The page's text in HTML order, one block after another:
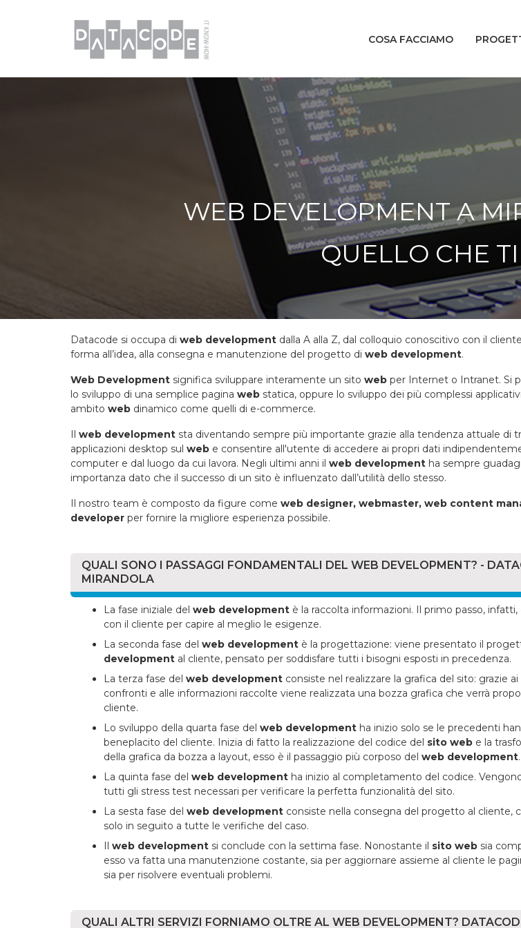
COSA FACCIAMO
WEB DEVELOPMENT A
QUELLO CHE
Datacode si occupa di web development dalla A alla Z, dal colloquio conoscitivo con il
forma all’idea, alla consegna e manutenzione del progetto di web development.
Web Development significa sviluppare interamente un sito web per Internet o Intranet. Si
lo sviluppo di una semplice pagina web statica, oppure lo sviluppo dei più complessi applicativi
ambito web dinamico come quelli di e-commerce.
Il web development sta diventando sempre più importante grazie alla tendenza attuale di
applicazioni desktop sul web e consentire all'utente di accedere ai propri dati
computer e dal luogo da cui lavora. Negli ultimi anni il web development ha sempre
importanza dato che il successo di un sito è influenzato dall’utilità dello stesso.
Il nostro team è composto da figure come web designer, webmaster, web content
developer per fornire la migliore esperienza possibile.
QUALI SONO I PASSAGGI FONDAMENTALI DEL WEB DEVELOPMENT? -
MIRANDOLA
La fase iniziale del web development è la raccolta informazioni. Il primo passo, infatti,
con il cliente per capire al meglio le esigenze.
La seconda fase del web development è la progettazione: viene presentato il
development al cliente, pensato per soddisfare tutti i bisogni esposti in precedenza.
La terza fase del web development consiste nel realizzare la grafica del sito: grazie ai
confronti e alle informazioni raccolte viene realizzata una bozza grafica che verrà
cliente.
Lo sviluppo della quarta fase del web development ha inizio solo se le precedenti
beneplacito del cliente. Inizia di fatto la realizzazione del codice del sito web e la
della grafica da bozza a layout, esso è il passaggio più corposo del web development.
La quinta fase del web development ha inizio al completamento del codice.
tutti gli stress test necessari per verificare la perfetta funzionalità del sito.
La sesta fase del web development consiste nella consegna del progetto al cliente,
solo in seguito a tutte le verifiche del caso.
Il web development si conclude con la settima fase. Nonostante il sito web sia
esso va fatta una manutenzione costante, sia per aggiornare assieme al cliente le
sia per risolvere eventuali problemi.
QUALI ALTRI SERVIZI FORNIAMO OLTRE AL WEB DEVELOPMENT?